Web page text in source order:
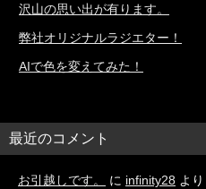
沢山の思い出が有ります。
弊社オリジナルラジエター！
AIで色を変えてみた！
最近のコメント
お引越しです。 に infinity28 より